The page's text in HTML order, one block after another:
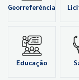
Georreferência
Educação